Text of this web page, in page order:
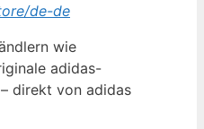
de-de
wie
adidas-
direkt von adidas